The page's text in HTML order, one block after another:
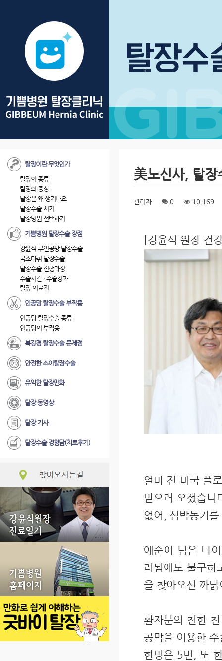
탈장이란 무엇인가
탈장의 종류
탈장의 증상
탈장은 왜 생기나요
탈장수술 시기
탈장병원 선택하기
기쁨병원 탈장수술 장점
강윤식 무인공망 탈장수술
국소마취 탈장수술
탈장수술 진행과정
수술시간 · 수술경과
탈장 의료진
인공망 탈장수술 부작용
인공망 탈장수술 종류
인공망의 부작용
복강경 탈장수술 문제점
안전한 소아탈장수술
유익한 탈장만화
탈장 동영상
탈장 기사
탈장수술 경험담(치료후기)
美노신사, 탈장
관리자 0 10,169
[강윤식 원장 건
얼마 전 미국 플
받으러 오셨습니
없어, 심박동기
예순이 넘은 나
려됨에도 불구하
을 찾아오신 까
환자분의 친한
공막을 이용한
한명은 5번, 또